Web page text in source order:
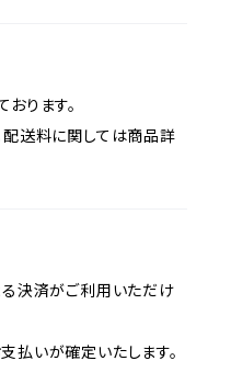
ります。
配送料に関しては商品詳
る決済がご利用いただけ
払いが確定いたします。